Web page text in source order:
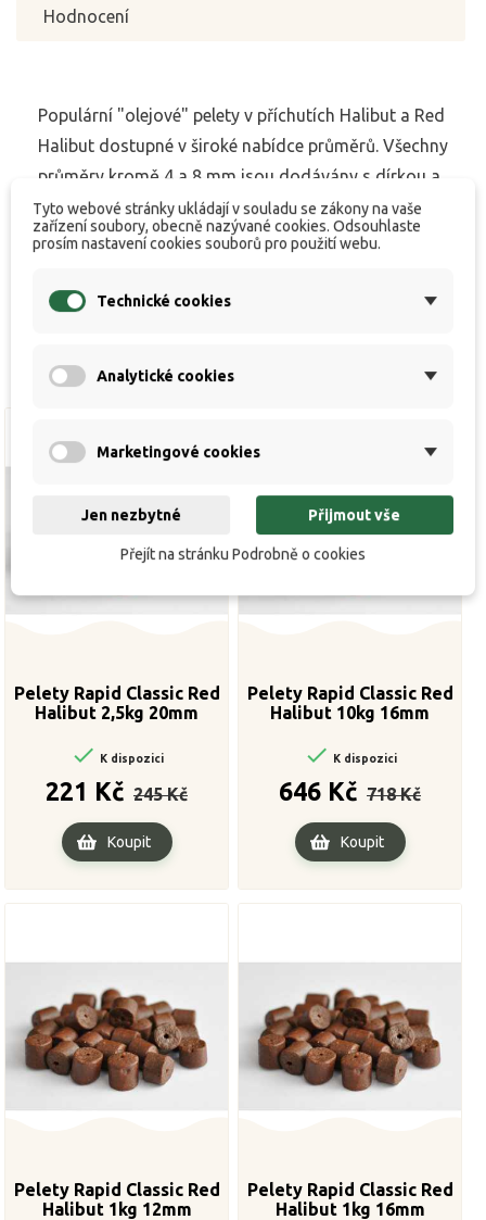
Hodnocení
Populární "olejové" pelety v příchutích Halibut a Red
Halibut dostupné v široké nabídce průměrů. Všechny
průměry kromě 4 a 8 mm jsou dodávány s dírkou a
umožňují tedy snadné nastražení. Jejich výroba
probíhá na naší vlastní výrobní lince z kvalitních
Pelety Rapid Classic Red
Halibut 2,5kg 20mm
 K dispozici
221 Kč
cena
245 Kč
Koupit
Pelety Rapid Classic Red
Halibut 10kg 16mm
 K dispozici
646 Kč
cena
718 Kč
Koupit
Pelety Rapid Classic Red
Halibut 1kg 12mm
Pelety Rapid Classic Red
Halibut 1kg 16mm
Tyto webové stránky ukládají v souladu se zákony na vaše
zařízení soubory, obecně nazývané cookies. Odsouhlaste
prosím nastavení cookies souborů pro použití webu.
Technické cookies
Analytické cookies
Marketingové cookies
Jen nezbytné Přijmout vše
Přejít na stránku Podrobně o cookies